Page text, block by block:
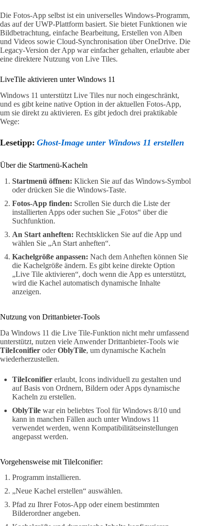
Die Fotos-App selbst ist ein universelles Windows-Programm,
das auf der UWP-Plattform basiert. Sie bietet Funktionen wie
Bildbetrachtung, einfache Bearbeitung, Erstellen von Alben
und Videos sowie Cloud-Synchronisation über OneDrive. Die
Legacy-Version der App war einfacher gehalten, erlaubte aber
eine direktere Nutzung von Live Tiles.
LiveTile aktivieren unter Windows 11
Windows 11 unterstützt Live Tiles nur noch eingeschränkt,
und es gibt keine native Option in der aktuellen Fotos-App,
um sie direkt zu aktivieren. Es gibt jedoch drei praktikable
Wege:
Lesetipp: Ghost-Image unter Windows 11 erstellen
Über die Startmenü-Kacheln
Startmenü öffnen: Klicken Sie auf das Windows-Symbol
oder drücken Sie die Windows-Taste.
Fotos-App finden: Scrollen Sie durch die Liste der
installierten Apps oder suchen Sie „Fotos“ über die
Suchfunktion.
An Start anheften: Rechtsklicken Sie auf die App und
wählen Sie „An Start anheften“.
Kachelgröße anpassen: Nach dem Anheften können Sie
die Kachelgröße ändern. Es gibt keine direkte Option
„Live Tile aktivieren“, doch wenn die App es unterstützt,
wird die Kachel automatisch dynamische Inhalte
anzeigen.
Nutzung von Drittanbieter-Tools
Da Windows 11 die Live Tile-Funktion nicht mehr umfassend
unterstützt, nutzen viele Anwender Drittanbieter-Tools wie
TileIconifier oderOblyTile, um dynamische Kacheln
wiederherzustellen.
TileIconifier erlaubt, Icons individuell zu gestalten und
auf Basis von Ordnern, Bildern oder Apps dynamische
Kacheln zu erstellen.
OblyTile war ein beliebtes Tool für Windows 8/10 und
kann in manchen Fällen auch unter Windows 11
verwendet werden, wenn Kompatibilitätseinstellungen
angepasst werden.
Vorgehensweise mit TileIconifier:
Programm installieren.
„Neue Kachel erstellen“ auswählen.
Pfad zu Ihrer Fotos-App oder einem bestimmten
Bilderordner angeben.